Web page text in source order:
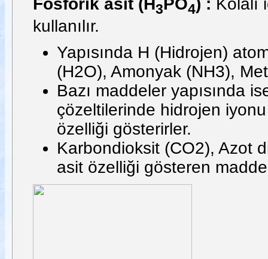
3 4
kullanılır.
Yapısında H (Hidrojen)
(H2O), Amonyak (NH3),
Bazı maddeler yapısında
çözeltilerinde hidrojen
özelliği gösterirler.
Karbondioksit (CO2), Azot
asit özelliği gösteren